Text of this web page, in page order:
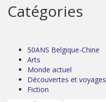
Catégories
50ANS Belgique-Chine
Arts
Monde actuel
Découvertes et voyages
Fiction